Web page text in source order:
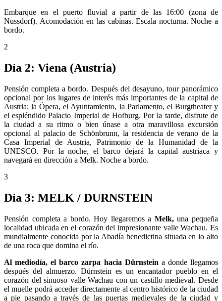
Embarque en el puerto fluvial a partir de las 16:00 (zona de
Nussdorf). Acomodación en las cabinas. Escala nocturna. Noche a
bordo.
2
Día 2: Viena (Austria)
Pensión completa a bordo. Después del desayuno, tour panorámico
opcional por los lugares de interés más importantes de la capital de
Austria: la Ópera, el Ayuntamiento, la Parlamento, el Burgtheater y
el espléndido Palacio Imperial de Hofburg. Por la tarde, disfrute de
la ciudad a su ritmo o bien únase a otra maravillosa excursión
opcional al palacio de Schönbrunn, la residencia de verano de la
Casa Imperial de Austria, Patrimonio de la Humanidad de la
UNESCO. Por la noche, el barco dejará la capital austriaca y
navegará en dirección a Melk. Noche a bordo.
3
Día 3: MELK / DURNSTEIN
Pensión completa a bordo. Hoy llegaremos a Melk,una pequeña
localidad ubicada en el corazón del impresionante valle Wachau. Es
mundialmente conocida por la Abadía benedictina situada en lo alto
de una roca que domina el río.
Al mediodía, el barco zarpa hacia Dürnstein a donde llegamos
después del almuerzo. Dürnstein es un encantador pueblo en el
corazón del sinuoso valle Wachau con un castillo medieval. Desde
el muelle podrá acceder directamente al centro histórico de la ciudad
a pie pasando a través de las puertas medievales de la ciudad y